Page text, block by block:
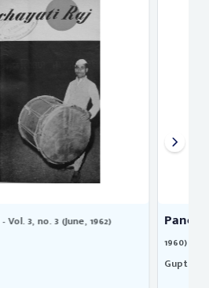
raj- Vol. 1, no. 6 (September,